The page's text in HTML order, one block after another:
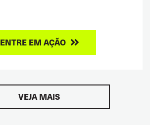
ENTRE EM AÇÃO
VEJA MAIS